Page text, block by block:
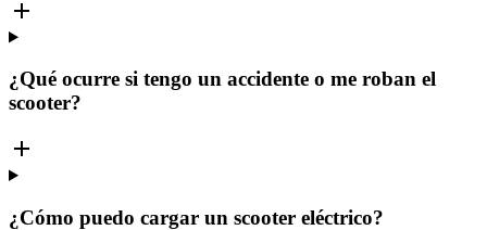
¿Qué ocurre si tengo un accidente o me roban el
scooter?
¿Cómo puedo cargar un scooter eléctrico?